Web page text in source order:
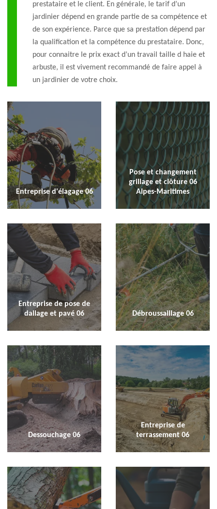
prestataire et le client. En générale, le tarif d’un
jardinier dépend en grande partie de sa compétence et
de son expérience. Parce que sa prestation dépend par
la qualification et la compétence du prestataire. Donc,
pour connaitre le prix exact d’un travail taille d haie et
arbuste, il est vivement recommandé de faire appel à
un jardinier de votre choix.
Entreprise d'élagage 06
Pose et changement
grillage et clôture 06
Alpes-Maritimes
Entreprise de pose de
dallage et pavé 06
Débroussaillage 06
Dessouchage 06
Entreprise de
terrassement 06